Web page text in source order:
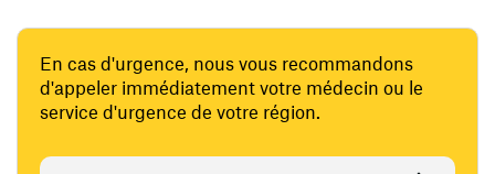
En cas d'urgence, nous vous recommandons
d'appeler immédiatement votre médecin ou le
service d'urgence de votre région.